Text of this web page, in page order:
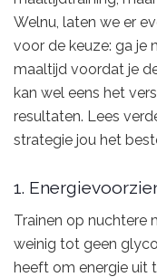
Welnu, laten we er
voor de keuze: ga je
maaltijd voordat je
kan wel eens het
resultaten. Lees
strategie jou het
1.
Trainen op nuchtere
weinig tot geen
heeft om energie uit